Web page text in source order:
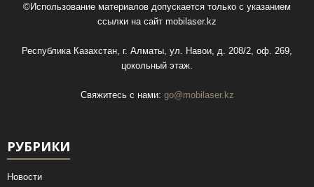
©Использование материалов допускается только с указанием
ссылки на сайт mobilaser.kz
Республика Казахстан, г. Алматы, ул. Навои, д. 208/2, оф. 269,
цокольный этаж.
Свяжитесь с нами: go@mobilaser.kz
РУБРИКИ
Новости